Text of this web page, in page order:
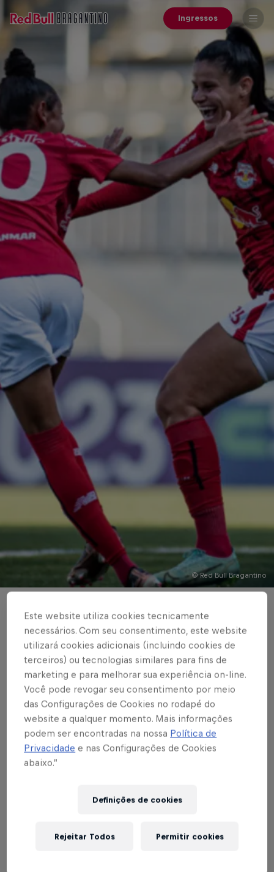
Ingressos
© Red Bull Bragantino
Red Bull Bragantino
vence o Taubaté por 2
a 0 na abertura do
Paulistão Feminino
2023
Published on04.05.2023 · 16:38 UTC
Este website utiliza cookies tecnicamente
necessários. Com seu consentimento, este website
utilizará cookies adicionais (incluindo cookies de
terceiros) ou tecnologias similares para fins de
marketing e para melhorar sua experiência on-line.
Você pode revogar seu consentimento por meio
das Configurações de Cookies no rodapé do
website a qualquer momento. Mais informações
podem ser encontradas na nossa Política de
Privacidade e nas Configurações de Cookies
abaixo.”
Definições de cookies
Rejeitar Todos Permitir cookies